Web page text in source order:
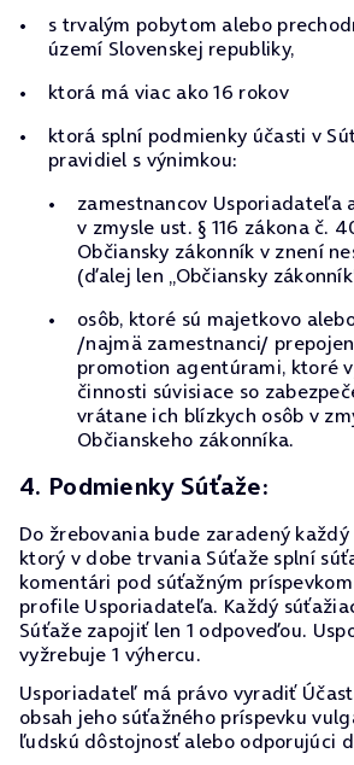
s trvalým pobytom alebo
území Slovenskej republiky,
ktorá má viac ako 16 rokov
ktorá splní podmienky účasti v
pravidiel s výnimkou:
zamestnancov Usporiadateľa
v zmysle ust. § 116 zákona č.
Občiansky zákonník v znení
(ďalej len „Občiansky
osôb, ktoré sú majetkovo
/najmä zamestnanci/
promotion agentúrami, ktoré
činnosti súvisiace so
vrátane ich blízkych osôb v
Občianskeho zákonníka.
4. Podmienky Súťaže:
Do žrebovania bude zaradený
ktorý v dobe trvania Súťaže splní
komentári pod súťažným
profile Usporiadateľa. Každý
Súťaže zapojiť len 1 odpoveďou.
vyžrebuje 1 výhercu.
Usporiadateľ má právo vyradiť
obsah jeho súťažného príspevku
ľudskú dôstojnosť alebo odporujúci